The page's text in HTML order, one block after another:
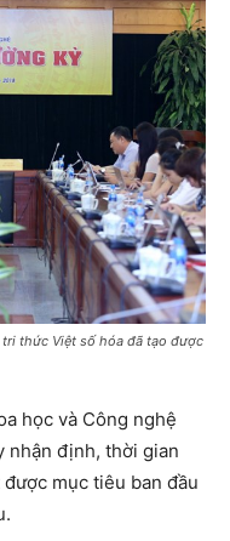
thức Việt số hóa đã tạo được
học và Công nghệ
nhận định, thời gian
mục tiêu ban đầu